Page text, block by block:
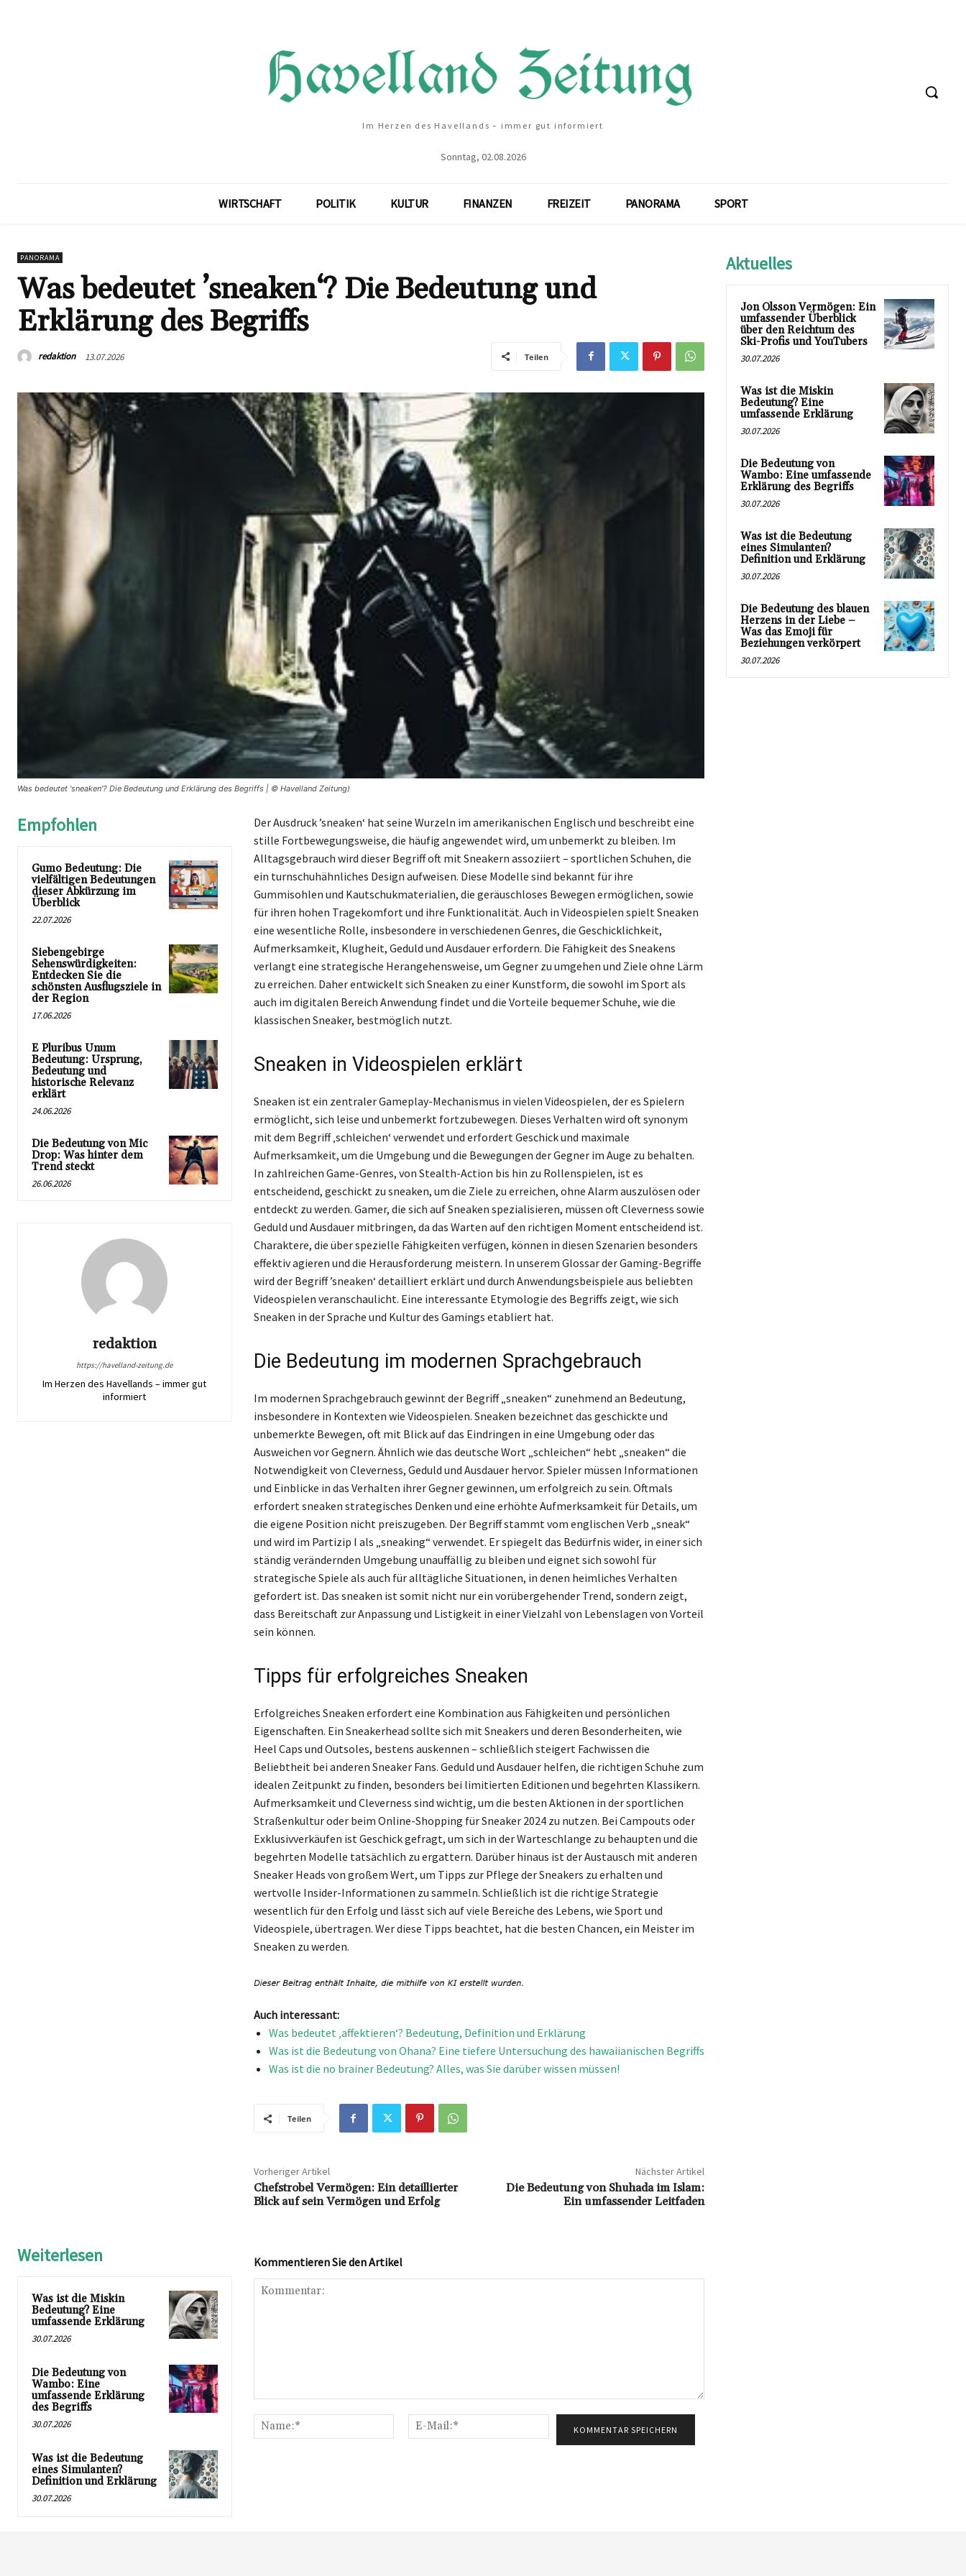
Im Herzen des Havellands – immer gut informiert
Sonntag, 02.08.2026
WIRTSCHAFT POLITIK KULTUR FINANZEN FREIZEIT PANORAMA SPORT
PANORAMA
Was bedeutet ’sneaken‘? Die Bedeutung und
Erklärung des Begriffs
redaktion 13.07.2026 Teilen
Was bedeutet 'sneaken'? Die Bedeutung und Erklärung des Begriffs | © Havelland Zeitung)
Empfohlen
Gumo Bedeutung: Die
vielfältigen Bedeutungen
dieser Abkürzung im
Überblick
22.07.2026
Siebengebirge
Sehenswürdigkeiten:
Entdecken Sie die
schönsten Ausflugsziele in
der Region
17.06.2026
E Pluribus Unum
Bedeutung: Ursprung,
Bedeutung und
historische Relevanz
erklärt
24.06.2026
Die Bedeutung von Mic
Drop: Was hinter dem
Trend steckt
26.06.2026
redaktion
https://havelland-zeitung.de
Im Herzen des Havellands – immer gut
informiert
Der Ausdruck ’sneaken‘ hat seine Wurzeln im amerikanischen Englisch und beschreibt eine
stille Fortbewegungsweise, die häufig angewendet wird, um unbemerkt zu bleiben. Im
Alltagsgebrauch wird dieser Begriff oft mit Sneakern assoziiert – sportlichen Schuhen, die
ein turnschuhähnliches Design aufweisen. Diese Modelle sind bekannt für ihre
Gummisohlen und Kautschukmaterialien, die geräuschloses Bewegen ermöglichen, sowie
für ihren hohen Tragekomfort und ihre Funktionalität. Auch in Videospielen spielt Sneaken
eine wesentliche Rolle, insbesondere in verschiedenen Genres, die Geschicklichkeit,
Aufmerksamkeit, Klugheit, Geduld und Ausdauer erfordern. Die Fähigkeit des Sneakens
verlangt eine strategische Herangehensweise, um Gegner zu umgehen und Ziele ohne Lärm
zu erreichen. Daher entwickelt sich Sneaken zu einer Kunstform, die sowohl im Sport als
auch im digitalen Bereich Anwendung findet und die Vorteile bequemer Schuhe, wie die
klassischen Sneaker, bestmöglich nutzt.
Sneaken in Videospielen erklärt
Sneaken ist ein zentraler Gameplay-Mechanismus in vielen Videospielen, der es Spielern
ermöglicht, sich leise und unbemerkt fortzubewegen. Dieses Verhalten wird oft synonym
mit dem Begriff ‚schleichen‘ verwendet und erfordert Geschick und maximale
Aufmerksamkeit, um die Umgebung und die Bewegungen der Gegner im Auge zu behalten.
In zahlreichen Game-Genres, von Stealth-Action bis hin zu Rollenspielen, ist es
entscheidend, geschickt zu sneaken, um die Ziele zu erreichen, ohne Alarm auszulösen oder
entdeckt zu werden. Gamer, die sich auf Sneaken spezialisieren, müssen oft Cleverness sowie
Geduld und Ausdauer mitbringen, da das Warten auf den richtigen Moment entscheidend ist.
Charaktere, die über spezielle Fähigkeiten verfügen, können in diesen Szenarien besonders
effektiv agieren und die Herausforderung meistern. In unserem Glossar der Gaming-Begriffe
wird der Begriff ’sneaken‘ detailliert erklärt und durch Anwendungsbeispiele aus beliebten
Videospielen veranschaulicht. Eine interessante Etymologie des Begriffs zeigt, wie sich
Sneaken in der Sprache und Kultur des Gamings etabliert hat.
Die Bedeutung im modernen Sprachgebrauch
Im modernen Sprachgebrauch gewinnt der Begriff „sneaken“ zunehmend an Bedeutung,
insbesondere in Kontexten wie Videospielen. Sneaken bezeichnet das geschickte und
unbemerkte Bewegen, oft mit Blick auf das Eindringen in eine Umgebung oder das
Ausweichen vor Gegnern. Ähnlich wie das deutsche Wort „schleichen“ hebt „sneaken“ die
Notwendigkeit von Cleverness, Geduld und Ausdauer hervor. Spieler müssen Informationen
und Einblicke in das Verhalten ihrer Gegner gewinnen, um erfolgreich zu sein. Oftmals
erfordert sneaken strategisches Denken und eine erhöhte Aufmerksamkeit für Details, um
die eigene Position nicht preiszugeben. Der Begriff stammt vom englischen Verb „sneak“
und wird im Partizip I als „sneaking“ verwendet. Er spiegelt das Bedürfnis wider, in einer sich
ständig verändernden Umgebung unauffällig zu bleiben und eignet sich sowohl für
strategische Spiele als auch für alltägliche Situationen, in denen heimliches Verhalten
gefordert ist. Das sneaken ist somit nicht nur ein vorübergehender Trend, sondern zeigt,
dass Bereitschaft zur Anpassung und Listigkeit in einer Vielzahl von Lebenslagen von Vorteil
sein können.
Tipps für erfolgreiches Sneaken
Erfolgreiches Sneaken erfordert eine Kombination aus Fähigkeiten und persönlichen
Eigenschaften. Ein Sneakerhead sollte sich mit Sneakers und deren Besonderheiten, wie
Heel Caps und Outsoles, bestens auskennen – schließlich steigert Fachwissen die
Beliebtheit bei anderen Sneaker Fans. Geduld und Ausdauer helfen, die richtigen Schuhe zum
idealen Zeitpunkt zu finden, besonders bei limitierten Editionen und begehrten Klassikern.
Aufmerksamkeit und Cleverness sind wichtig, um die besten Aktionen in der sportlichen
Straßenkultur oder beim Online-Shopping für Sneaker 2024 zu nutzen. Bei Campouts oder
Exklusivverkäufen ist Geschick gefragt, um sich in der Warteschlange zu behaupten und die
begehrten Modelle tatsächlich zu ergattern. Darüber hinaus ist der Austausch mit anderen
Sneaker Heads von großem Wert, um Tipps zur Pflege der Sneakers zu erhalten und
wertvolle Insider-Informationen zu sammeln. Schließlich ist die richtige Strategie
wesentlich für den Erfolg und lässt sich auf viele Bereiche des Lebens, wie Sport und
Videospiele, übertragen. Wer diese Tipps beachtet, hat die besten Chancen, ein Meister im
Sneaken zu werden.
Auch interessant:
Was bedeutet ‚affektieren‘? Bedeutung, Definition und Erklärung
Was ist die Bedeutung von Ohana? Eine tiefere Untersuchung des hawaiianischen Begriffs
Was ist die no brainer Bedeutung? Alles, was Sie darüber wissen müssen!
Teilen
Vorheriger Artikel
Chefstrobel Vermögen: Ein detaillierter
Blick auf sein Vermögen und Erfolg
Nächster Artikel
Die Bedeutung von Shuhada im Islam:
Ein umfassender Leitfaden
Weiterlesen
Was ist die Miskin
Bedeutung? Eine
umfassende Erklärung
30.07.2026
Die Bedeutung von
Wambo: Eine
umfassende Erklärung
des Begriffs
30.07.2026
Was ist die Bedeutung
eines Simulanten?
Definition und Erklärung
30.07.2026
Kommentieren Sie den Artikel
Name:*
Mail:*
Aktuelles
Jon Olsson Vermögen: Ein
umfassender Überblick
über den Reichtum des
Ski-Profis und YouTubers
30.07.2026
Was ist die Miskin
Bedeutung? Eine
umfassende Erklärung
30.07.2026
Die Bedeutung von
Wambo: Eine umfassende
Erklärung des Begriffs
30.07.2026
Was ist die Bedeutung
eines Simulanten?
Definition und Erklärung
30.07.2026
Die Bedeutung des blauen
Herzens in der Liebe –
Was das Emoji für
Beziehungen verkörpert
30.07.2026